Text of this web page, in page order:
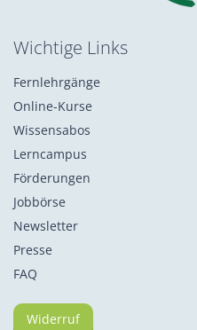
Wichtige Links
Fernlehrgänge
Online-Kurse
Wissensabos
Lerncampus
Förderungen
Jobbörse
Newsletter
Presse
FAQ
Widerruf